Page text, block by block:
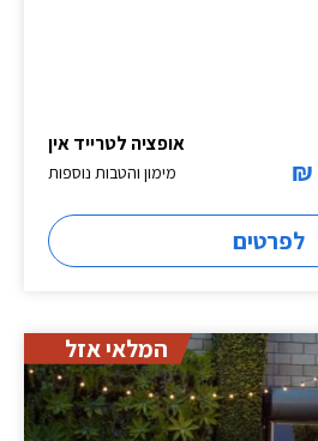
אופציה לטרייד אין
מימון והטבות נוספות
לפרטים
המלאי אזל